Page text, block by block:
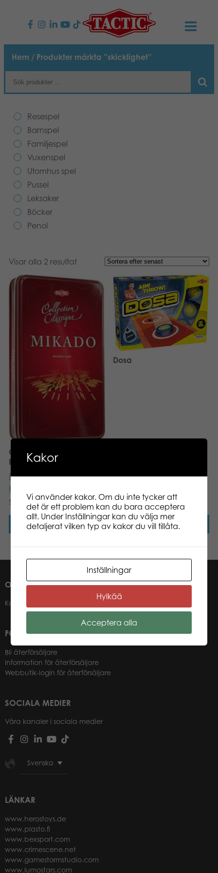
PRODUKTER
Barnspel
Vuxenspel
Utomhus spel
Leksaker
Böcker
Arkiverade produkter
Applikationer
NYHETER
Uppförandekod
Ansvar
Vår berättelse
KONTAKTER
Kontakta oss
Göra en reklamation
Länkar och sidor
Media
B2B-SHOP
Hem / Produkter märkta ”skicklighet”
Resespel
Barnspel
Familjespel
Vuxenspel
Utomhus spel
Pussel
Leksaker
Böcker
Penol
Visar alla 2 resultat
Collection Classique
Plockepinn
Den här produkten
har utgått ur vårt
sortiment.
Läs mer
Dosa
Den här produkten
sortiment.
Läs mer
OM OSS
Kontakter
FÖR VÅRA ÅTERFÖRSÄLJARE
Bli återförsäljare
Information för återförsäljare
Webbutik-login för återförsäljare
SOCIALA MEDIER
Våra kanaler i sociala medier
Svenska
LÄNKAR
www.herostoys.de
www.plasto.fi
www.bexsport.com
www.crimescene.net
www.gamestormstudio.com
www.lumostars.com
Kakor
Vi använder kakor. Om du inte tycker att
det är ett problem kan du bara acceptera
allt. Under Inställningar kan du välja mer
detaljerat vilken typ av kakor du vill tillåta.
Inställningar
Hylkää
Acceptera alla